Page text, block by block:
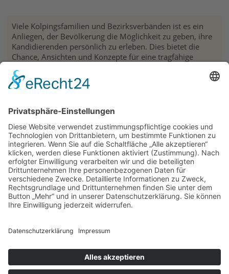
Viele Kolpingsfamilien und Bezirksverbänden ist es ein
Anliegen, der Bevölkerung die Möglichkeit zu geben, ihre
Kandidierenden persönlich zu erleben. Dies bietet die
Chance, Ansichten und Konzepte für eine tragfähige
persönlichen Erfahrungen und Wünschen abzugleichen.
augsburg.de/kommunalwahl
Siehe auch
Infos zur Kommunalwahl und weitere Veranstaltungen
auf dieser Seite